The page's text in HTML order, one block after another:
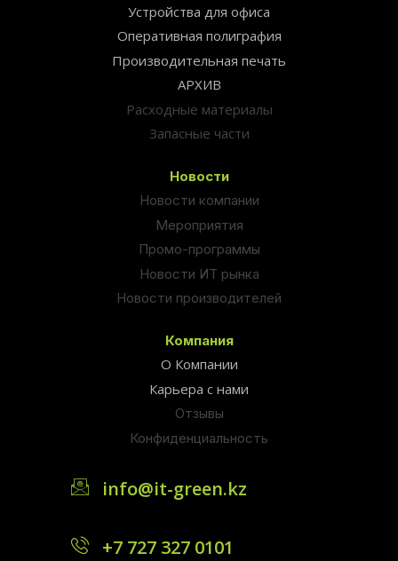
Устройства для офиса
Оперативная полиграфия
Производительная печать
АРХИВ
Расходные материалы
Запасные части
Новости
Новости компании
Мероприятия
Промо-программы
Новости ИТ рынка
Новости производителей
Компания
О Компании
Карьера с нами
Отзывы
Конфиденциальность
info@it-green.kz
+7 727 327 0101